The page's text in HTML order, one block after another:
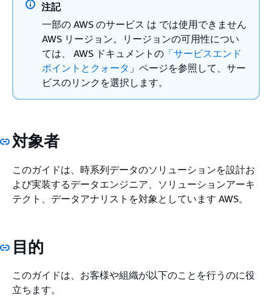
注記
一部の AWS のサービス は では使用できません
AWS リージョン。リージョンの可用性につい
ては、 AWS ドキュメントの 「サービスエンド
ポイントとクォータ 」ページを参照して、サー
ビスのリンクを選択します。
対象者
このガイドは、時系列データのソリューションを設計お
よび実装するデータエンジニア、ソリューションアーキ
テクト、データアナリストを対象としています AWS。
目的
このガイドは、お客様や組織が以下のことを行うのに役
立ちます。